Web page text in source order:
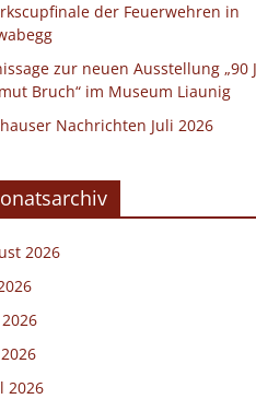
der Feuerwehren in
zur neuen Ausstellung „90
Bruch“ im Museum Liaunig
Nachrichten Juli 2026
2026
2026